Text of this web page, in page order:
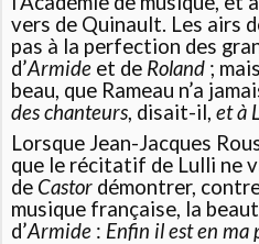
vers de Quinault. Les airs
pas à la perfection des
d’Armide et de Roland ;
beau, que Rameau n’a
des chanteurs, disait-il,et à
Lorsque Jean-Jacques
que le récitatif de Lulli ne
de Castor démontrer,
musique française, la
d’Armide : Enfin il est en ma